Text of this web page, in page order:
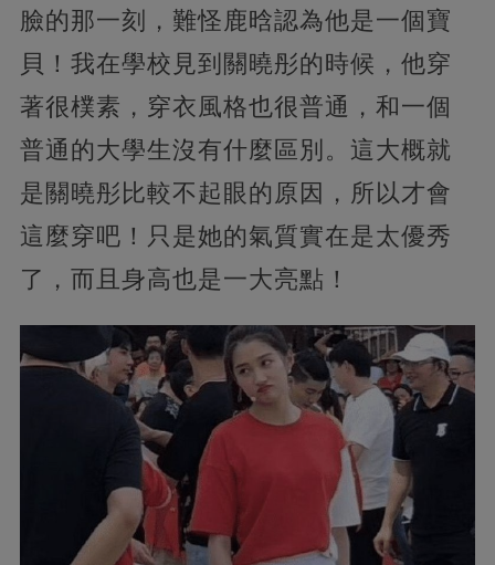
臉的那一刻，難怪鹿晗認為他是一個寶
貝！我在學校見到關曉彤的時候，他穿
著很樸素，穿衣風格也很普通，和一個
普通的大學生沒有什麼區別。這大概就
是關曉彤比較不起眼的原因，所以才會
這麼穿吧！只是她的氣質實在是太優秀
了，而且身高也是一大亮點！